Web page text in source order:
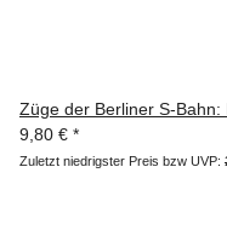
Züge der Berliner S-Bahn:
9,80 € *
Zuletzt niedrigster Preis bzw UVP: